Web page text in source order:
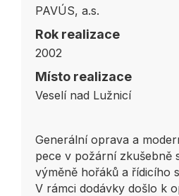
PAVÚS, a.s.
Rok realizace
2002
Místo realizace
Veselí nad Lužnicí
Generální oprava a
pece v požární zkušebně
výměně hořáků a řídicího
V rámci dodávky došlo k